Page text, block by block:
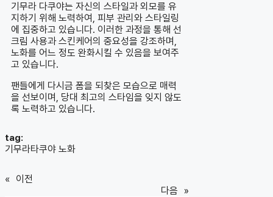
기무라 다쿠야는 자신의 스타일과 외모를 유
지하기 위해 노력하여, 피부 관리와 스타일링
에 집중하고 있습니다. 이러한 과정을 통해 선
크림 사용과 스킨케어의 중요성을 강조하며,
노화를 어느 정도 완화시킬 수 있음을 보여주
고 있습니다.
팬들에게 다시금 폼을 되찾은 모습으로 매력
을 선보이며, 당대 최고의 스타임을 잊지 않도
록 노력하고 있습니다.
tag:
기무라타쿠야 노화
« 이전
다음 »